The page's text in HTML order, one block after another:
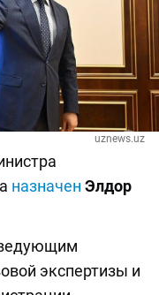
uznews.uz
назначен Элдор
экспертизы и